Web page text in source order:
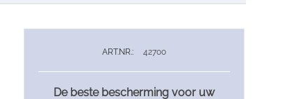
ART.NR.: 42700
De beste bescherming voor uw